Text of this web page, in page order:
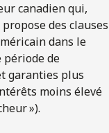
canadien qui,
des clauses
dans le
période de
garanties plus
moins élevé
»).